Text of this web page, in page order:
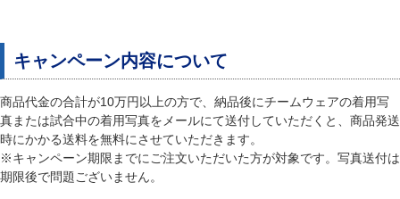
キャンペーン内容について
商品代金の合計が10万円以上の方で、納品後にチームウェアの着用写
真または試合中の着用写真をメールにて送付していただくと、商品発送
時にかかる送料を無料にさせていただきます。
※キャンペーン期限までにご注文いただいた方が対象です。写真送付は
期限後で問題ございません。